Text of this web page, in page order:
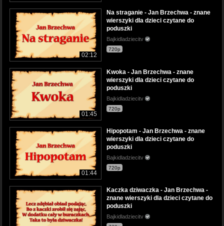
02:12
Na straganie - Jan Brzechwa - znane
wierszyki dla dzieci czytane do
poduszki
Bajkidladziecitv
720p
01:45
Kwoka - Jan Brzechwa - znane
wierszyki dla dzieci czytane do
poduszki
Bajkidladziecitv
720p
01:44
Hipopotam - Jan Brzechwa - znane
wierszyki dla dzieci czytane do
poduszki
Bajkidladziecitv
720p
Kaczka dziwaczka - Jan Brzechwa -
znane wierszyki dla dzieci czytane do
poduszki
Bajkidladziecitv